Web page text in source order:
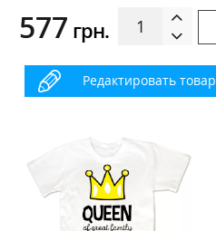
577 грн.
Редактировать товар